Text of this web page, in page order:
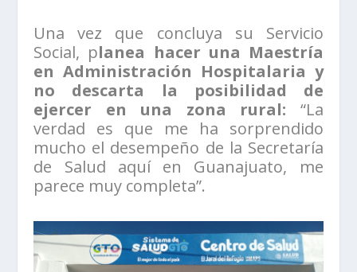
Una vez que concluya su Servicio
Social, planea hacer una Maestría
en Administración Hospitalaria y
no descarta la posibilidad de
ejercer en una zona rural: “La
verdad es que me ha sorprendido
mucho el desempeño de la Secretaría
de Salud aquí en Guanajuato, me
parece muy completa”.